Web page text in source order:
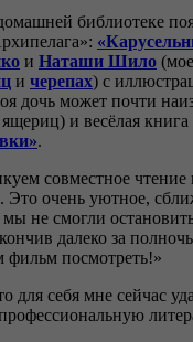
библиотеке
и Наташи Шило
и черепах) с
дочь может почти
и весёлая книга
.
совместное чтение
Это очень уютное,
не смогли
далеко за
фильм посмотреть!»
для себя мне сейчас